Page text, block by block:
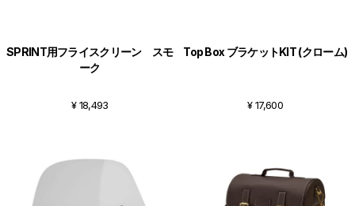
SPRINT用フライスクリーン スモ
ーク
¥ 18,493
Top Box ブラケットKIT (クローム)
¥ 17,600